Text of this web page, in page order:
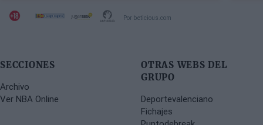
Por beticious.com
SECCIONES
Archivo
Ver NBA Online
OTRAS WEBS DEL
GRUPO
Deportevalenciano
Fichajes